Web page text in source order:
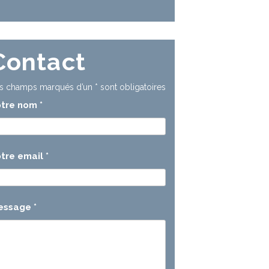
champs marqués d’un * sont obligatoires
nom *
email *
*